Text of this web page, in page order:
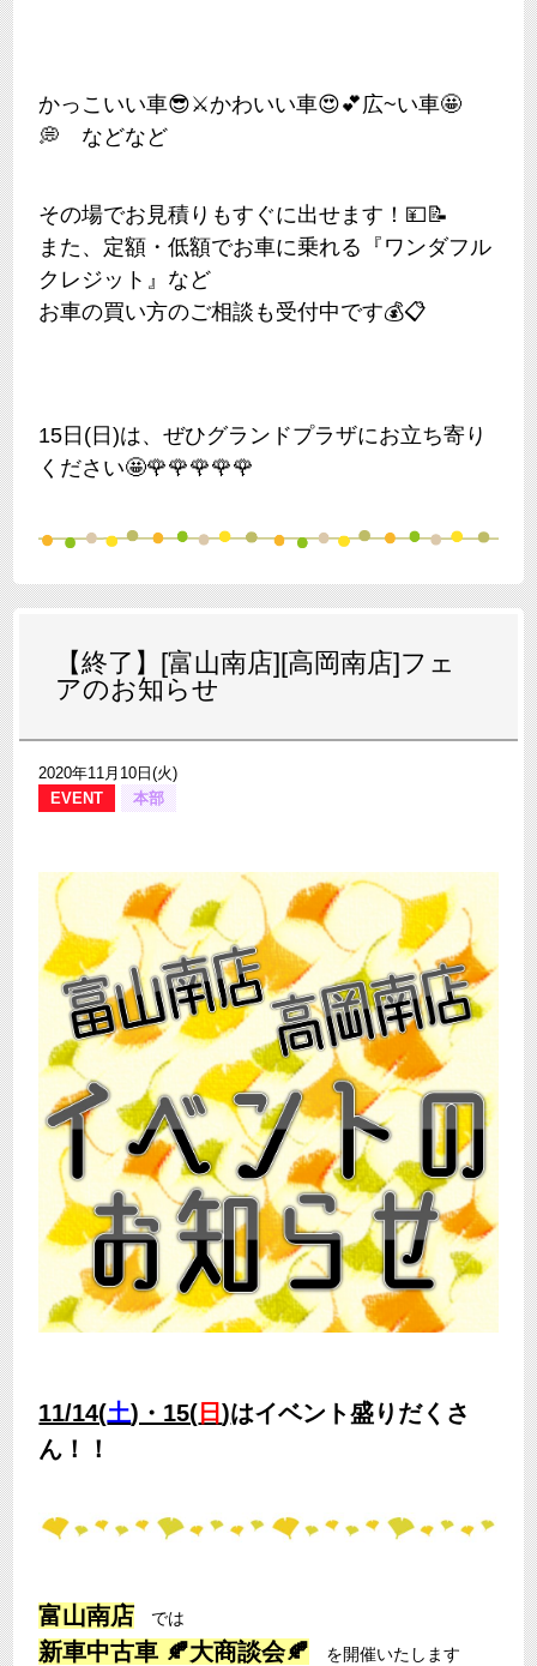
かっこいい車😎⚔かわいい車😍💕広~い車🤩
💭 などなど
その場でお見積りもすぐに出せます！💴📝
また、定額・低額でお車に乗れる『ワンダフル
クレジット』など
お車の買い方のご相談も受付中です💰📋
15日(日)は、ぜひグランドプラザにお立ち寄り
ください🤩🌹🌹🌹🌹🌹
【終了】[富山南店][高岡南店]フェ
アのお知らせ
2020年11月10日(火)
EVENT
本部
11/14(土)・15( 日)はイベント盛りだくさ
ん！！
富山南店 では
新車中古車 🍂大商談会🍂 を開催いたします